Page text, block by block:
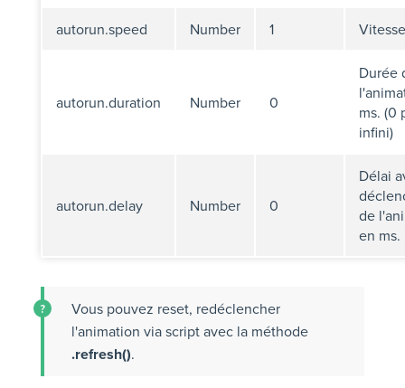
autorun.speed Number 1
autorun.duration Number 0
Durée
ms. (0
infini)
autorun.delay Number 0
Délai
de
en ms.
Vous pouvez reset, redéclencher
l'animation via script avec la méthode
.refresh().